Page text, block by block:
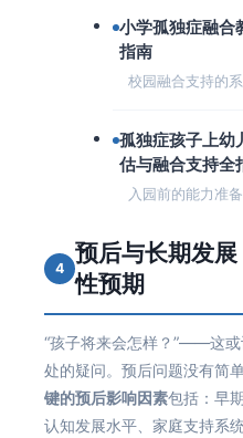
小学孤独症融合
指南
校园融合支持的
孤独症孩子上幼
估与融合支持全
入园前的能力准
4
预后与长期发
性预期
“孩子将来会怎样？”——这
处的疑问。预后问题没有简
键的预后影响因素包括：早
认知发展水平、家庭支持系